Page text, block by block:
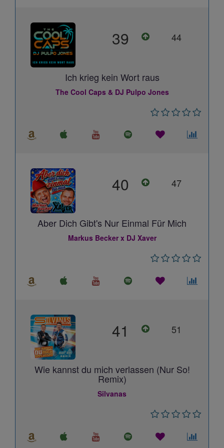
39 44
Ich krieg kein Wort raus
The Cool Caps & DJ Pulpo Jones
40 47
Aber Dich Gibt's Nur Einmal Für Mich
Markus Becker x DJ Xaver
41 51
Wie kannst du mich verlassen (Nur So!
Remix)
Silvanas